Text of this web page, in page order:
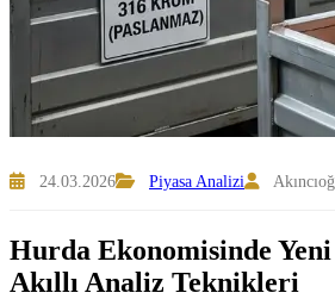
24.03.2026 Piyasa Analizi
Hurda Ekonomisinde Yeni
Akıllı Analiz Teknikleri